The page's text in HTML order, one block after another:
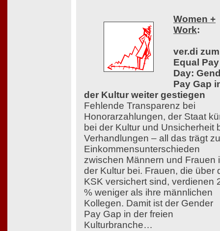
Women +
Work:
ver.di zum
Equal Pay
Day:
Pay Gap
der Kultur weiter gestiegen
Fehlende Transparenz bei
Honorarzahlungen, der Staat
bei der Kultur und Unsicherheit
Verhandlungen – all das trägt zu
Einkommensunterschieden
zwischen Männern und Frauen
der Kultur bei. Frauen, die über
KSK versichert sind, verdienen
% weniger als ihre männlichen
Kollegen. Damit ist der Gender
Pay Gap in der freien
Kulturbranche…